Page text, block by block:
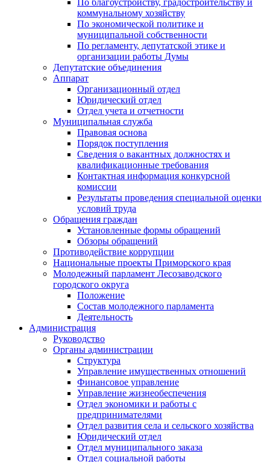
По благоустройству, градостроительству и
коммунальному хозяйству
По экономической политике и
муниципальной собственности
По регламенту, депутатской этике и
организации работы Думы
Депутатские объединения
Аппарат
Организационный отдел
Юридический отдел
Отдел учета и отчетности
Муниципальная служба
Правовая основа
Порядок поступления
Сведения о вакантных должностях и
квалификационные требования
Контактная информация конкурсной
комиссии
Результаты проведения специальной оценки
условий труда
Обращения граждан
Установленные формы обращений
Обзоры обращений
Противодействие коррупции
Национальные проекты Приморского края
Молодежный парламент Лесозаводского
городского округа
Положение
Состав молодежного парламента
Деятельность
Администрация
Руководство
Органы администрации
Структура
Управление имущественных отношений
Финансовое управление
Управление жизнеобеспечения
Отдел экономики и работы с
предпринимателями
Отдел развития села и сельского хозяйства
Юридический отдел
Отдел муниципального заказа
Отдел социальной работы